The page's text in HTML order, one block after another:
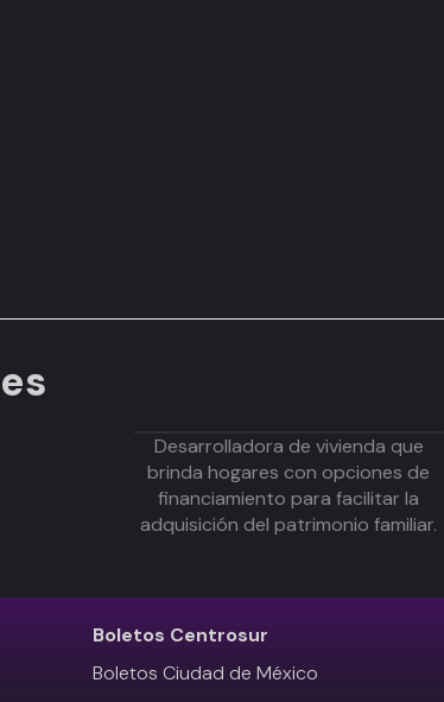
Desarrolladora de vivienda que
brinda hogares con opciones de
financiamiento para facilitar la
adquisición del patrimonio familiar.
Boletos Centrosur
Boletos Ciudad de México